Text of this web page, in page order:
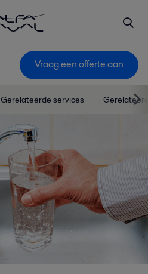
Vraag een offerte aan
Gerelateerde services